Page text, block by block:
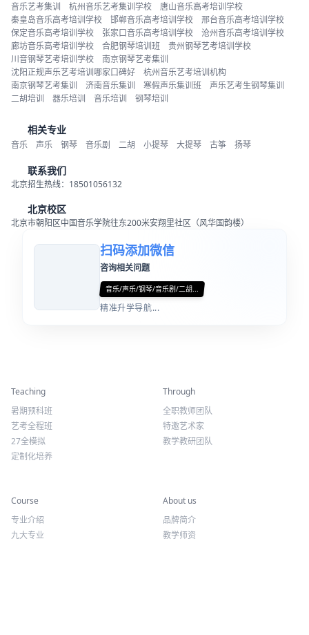
音乐艺考集训 杭州音乐艺考集训学校
唐山音乐高考培训学校
秦皇岛音乐高考培训学校
邯郸音乐高考培训学校
邢台音乐高考培训学校
保定音乐高考培训学校
张家口音乐高考培训学校
沧州音乐高考培训学校
廊坊音乐高考培训学校
合肥钢琴培训班
贵州钢琴艺考培训学校
川音钢琴艺考培训学校
南京钢琴艺考集训
沈阳正规声乐艺考培训哪家口碑好
杭州音乐艺考培训机构
南京钢琴艺考集训
济南音乐集训 寒假声乐集训班
声乐艺考生钢琴集训
二胡培训
器乐培训 音乐培训 钢琴培训
相关专业
音乐 声乐 钢琴 音乐剧 二胡 小提琴 大提琴 古筝 扬琴
联系我们
北京招生热线：18501056132
北京校区
北京市朝阳区中国音乐学院往东200米安翔里社区（风华国韵楼）
扫码添加微信
咨询相关问题
音乐/声乐/钢琴/音乐剧/二胡...
精准升学导航...
Teaching
暑期预科班
艺考全程班
27全模拟
定制化培养
Through
全职教师团队
特邀艺术家
教学教研团队
Course
专业介绍
九大专业
About us
品牌简介
教学师资